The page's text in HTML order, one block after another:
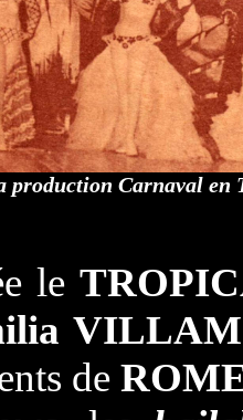
production Carnaval en
le
de